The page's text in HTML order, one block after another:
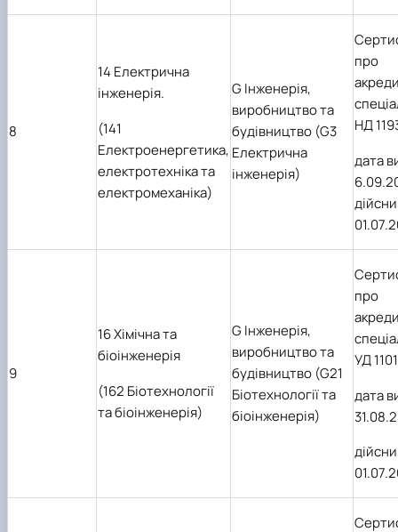
8
14 Електрична
інженерія.
(141
Електроенергетика,
електротехніка та
електромеханіка)
G Інженерія,
виробництво та
будівництво (G3
Електрична
інженерія)
про
НД
дата
9
16 Хімічна та
біоінженерія
(162 Біотехнології
та біоінженерія)
G Інженерія,
виробництво та
будівництво (G21
Біотехнології та
біоінженерія)
про
УД
дата
31.08